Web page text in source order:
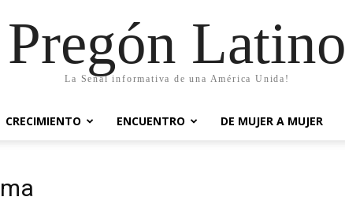
Pregón Latino
La Señal informativa de una América Unida!
CRECIMIENTO ENCUENTRO DE MUJER A MUJER